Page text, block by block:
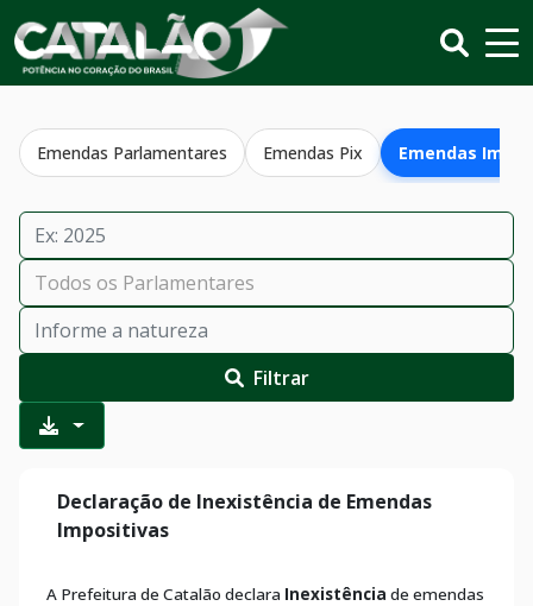
Emendas Parlamentares Emendas Pix Emendas
Filtrar
Declaração de Inexistência de Emendas
Impositivas
A Prefeitura de Catalão declara Inexistência de emendas